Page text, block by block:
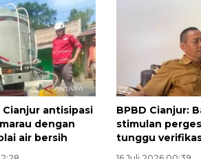
antisipasi
dengan
air bersih
BPBD Cianjur:
stimulan
tunggu
amankan tiket
Presiden
29 Juli 2026 01:36